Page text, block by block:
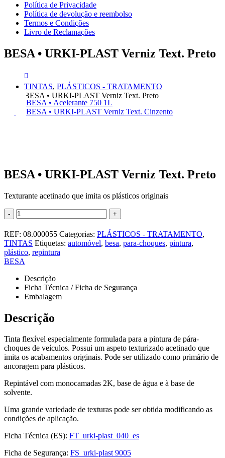
Política de Privacidade
Política de devolução e reembolso
Termos e Condições
Livro de Reclamações
BESA • URKI-PLAST Verniz Text. Preto
TINTAS, PLÁSTICOS - TRATAMENTO
BESA • URKI-PLAST Verniz Text. Preto
BESA • Acelerante 750 1L
BESA • URKI-PLAST Verniz Text. Cinzento
BESA • URKI-PLAST Verniz Text. Preto
Texturante acetinado que imita os plásticos originais
- +
REF: 08.000055 Categorias: PLÁSTICOS - TRATAMENTO,
TINTAS Etiquetas: automóvel, besa, para-choques, pintura,
plástico, repintura
BESA
Descrição
Ficha Técnica / Ficha de Segurança
Embalagem
Descrição
Tinta flexível especialmente formulada para a pintura de pára-
choques de veículos. Possui um aspeto texturizado acetinado que
imita os acabamentos originais. Pode ser utilizado como primário de
ancoragem para plásticos.
Repintável com monocamadas 2K, base de água e à base de
solvente.
Uma grande variedade de texturas pode ser obtida modificando as
condições de aplicação.
Ficha Técnica (ES): FT_urki-plast_040_es
Ficha de Segurança: FS_urki-plast 9005